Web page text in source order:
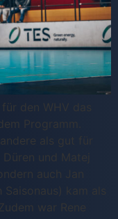
den WHV das
Programm.
als gut für
und Matej
auch Jan
kam als
war Rene